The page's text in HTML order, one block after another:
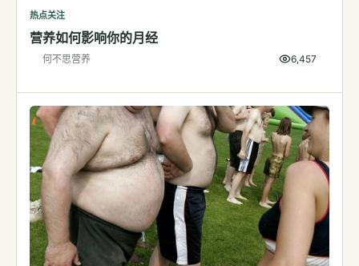
运动
睡眠
指标解读
体检与复查
医学百科
视频
视频博客
营养科普视频
热点关注
营养如何影响你的月经
何不思营养 6,457